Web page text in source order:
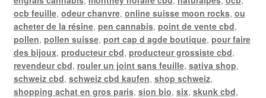
ocb feuille, odeur chanvre, online suisse moon rocks, ou
acheter de la résine, pen cannabis, point de vente cbd,
pollen, pollen suisse, port cap d agde boutique, pour faire
des bijoux, producteur cbd, producteur grossiste cbd,
revendeur cbd, rouler un joint sans feuille, sativa shop,
schweiz cbd, schweiz cbd kaufen, shop schweiz,
shopping achat en gros paris, sion bio, six, skunk cbd,